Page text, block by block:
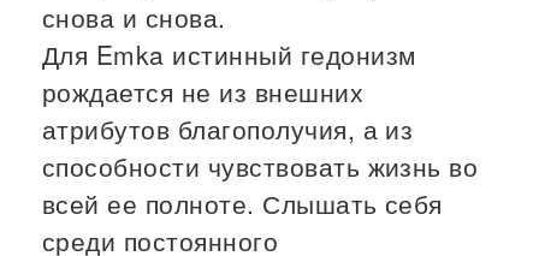
снова и снова.
Для Emka истинный гедонизм
рождается не из внешних
атрибутов благополучия, а из
способности чувствовать жизнь во
всей ее полноте. Слышать себя
среди постоянного